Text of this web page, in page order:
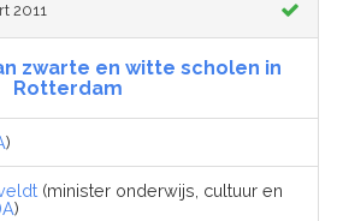
2011
zwarte en witte scholen in
Rotterdam
)
(minister onderwijs, cultuur en
)